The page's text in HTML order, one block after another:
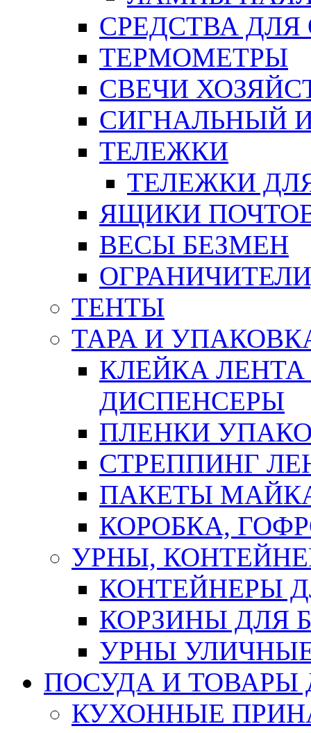
СРЕДСТВА
ТЕРМОМЕТРЫ
СВЕЧИ
СИГНАЛЬНЫЙ
ТЕЛЕЖКИ
ТЕЛЕЖКИ
ЯЩИКИ
ВЕСЫ БЕЗМЕН
ТЕНТЫ
ТАРА И
КЛЕЙКА
ДИСПЕНСЕРЫ
ПЛЕНКИ
СТРЕППИНГ
ПАКЕТЫ
КОРОБКА,
УРНЫ,
КОНТЕЙНЕРЫ
КОРЗИНЫ ДЛЯ
УРНЫ
ПОСУДА И ТОВАРЫ
КУХОННЫЕ